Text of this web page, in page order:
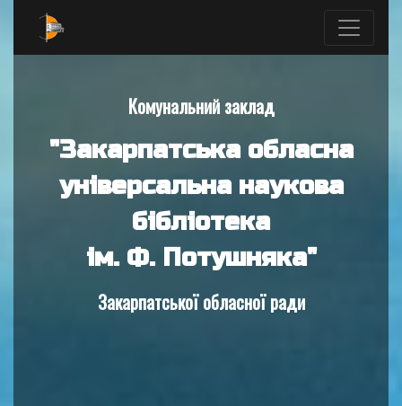
Комунальний заклад
"Закарпатська обласна
універсальна наукова
бібліотека
ім. Ф. Потушняка"
Закарпатської обласної ради